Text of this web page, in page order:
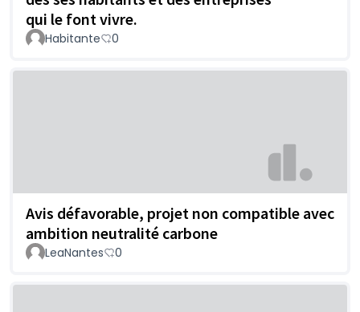
qui le font vivre.
Habitante 0
Avis défavorable, projet non compatible avec
ambition neutralité carbone
LeaNantes 0